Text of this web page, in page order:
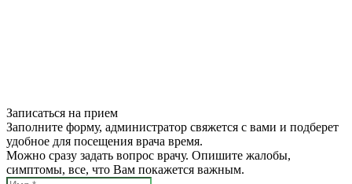
Записаться на прием
Заполните форму, администратор свяжется с вами и подберет
удобное для посещения врача время.
Можно сразу задать вопрос врачу. Опишите жалобы,
симптомы, все, что Вам покажется важным.